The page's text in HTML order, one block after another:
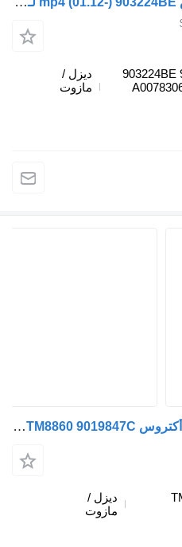
ديزل /
مازوت
جهاز التدفئة Mercedes-Benz أكتروس mp4 2551 (01.12-) TM8860 9019847C لـ السيارات القاطرة Mercedes-Benz Actros MP4 Antos Arocs (2012-)
ديزل /